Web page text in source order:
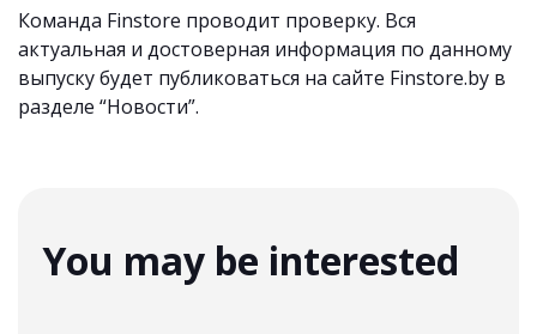
Команда Finstore проводит проверку. Вся
актуальная и достоверная информация по данному
выпуску будет публиковаться на сайте Finstore.by в
разделе “Новости”.
You may be interested